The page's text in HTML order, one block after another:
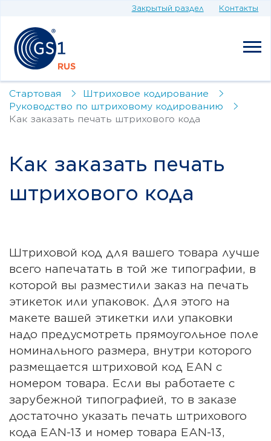
Закрытый раздел Контакты
Стартовая
Штриховое кодирование
Руководство по штриховому кодированию
Как заказать печать штрихового кода
Как заказать печать
штрихового кода
Штриховой код для вашего товара лучше
всего напечатать в той же типографии, в
которой вы разместили заказ на печать
этикеток или упаковок. Для этого на
макете вашей этикетки или упаковки
надо предусмотреть прямоугольное поле
номинального размера, внутри которого
размещается штриховой код EAN с
номером товара. Если вы работаете с
зарубежной типографией, то в заказе
достаточно указать печать штрихового
кода EAN-13 и номер товара EAN-13,